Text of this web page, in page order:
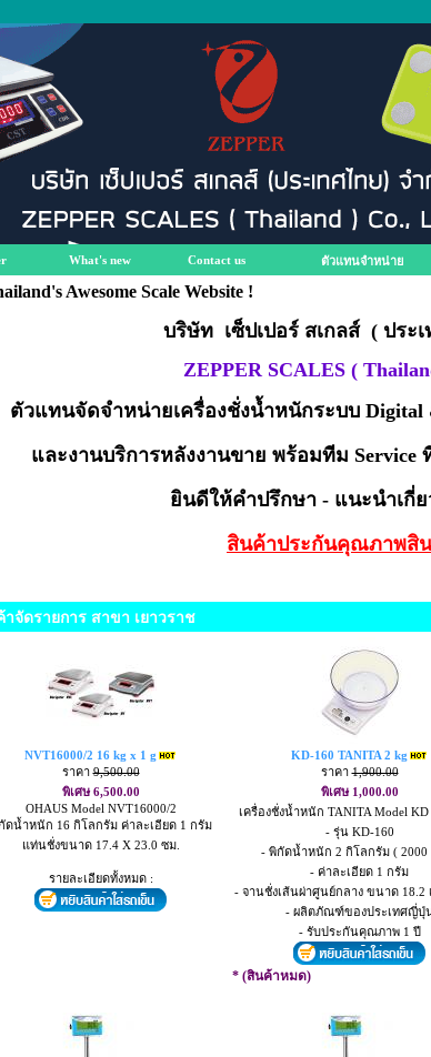
What's new Contact us ตัวแทนจำหน่าย
Awesome Scale Website !
บริษัท เซ็ปเปอร์ สเกลส์ ( ประ
ZEPPER SCALES (
ตัวแทนจัดจำหน่ายเครื่องชั่งน้ำหนักระบบ
และงานบริการหลังงานขาย พร้อมทีม
ยินดีให้คำปรึกษา - แนะนำเ
สินค้าประกันคุณภาพสิน
าจัดรายการ สาขา เยาวราช
NVT16000/2 16 kg x 1 g
ราคา9,500.00
พิเศษ 6,500.00
OHAUS Model NVT16000/2
ดน้ำหนัก 16 กิโลกรัม ค่าละเอียด 1 กรัม
แท่นชั่งขนาด 17.4 X 23.0 ซม.
รายละเอียดทั้งหมด :
KD-160 TANITA 2 kg
ราคา1,900.00
พิเศษ 1,000.00
เครื่องชั่งน้ำหนัก TANITA Model KD
- รุ่น KD-160
- พิกัดน้ำหนัก 2 กิโลกรัม ( 2000
- ค่าละเอียด 1 กรัม
- จานชั่งเส้นผ่าศูนย์กลาง ขนาด 18.2
- ผลิตภัณฑ์ของประเทศญี่ปุ่
- รับประกันคุณภาพ 1 ปี
* (สินค้าหมด)